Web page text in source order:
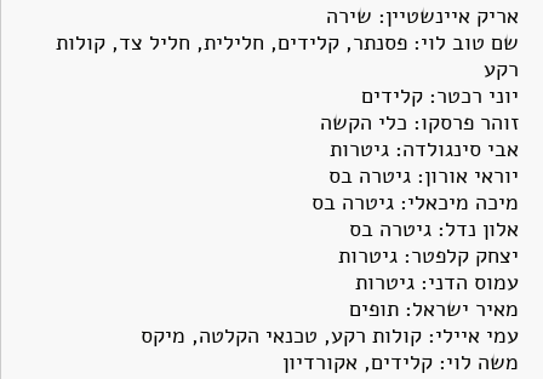
אריק איינשטיין: שירה
שם טוב לוי: פסנתר, קלידים, חלילית, חליל צד, קולות
רקע
יוני רכטר: קלידים
זוהר פרסקו: כלי הקשה
אבי סינגולדה: גיטרות
יוראי אורון: גיטרה בס
מיכה מיכאלי: גיטרה בס
אלון נדל: גיטרה בס
יצחק קלפטר: גיטרות
עמוס הדני: גיטרות
מאיר ישראל: תופים
עמי איילי: קולות רקע, טכנאי הקלטה, מיקס
משה לוי: קלידים, אקורדיון